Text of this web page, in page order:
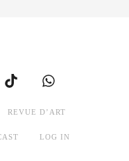
REVUE D’ART
LOG IN